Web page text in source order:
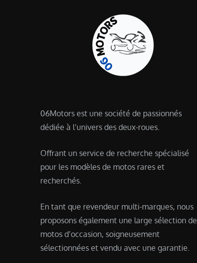
06Motors est une société de passionnés
dédiée à l’univers des deux-roues.
Offrant un service de recherche spécialisé
pour les modèles de motos rares et
recherchés.
En tant que revendeur multi-marques, nous
proposons également une large sélection de
motos d’occasion, soigneusement
sélectionnées et vendu avec une garantie.